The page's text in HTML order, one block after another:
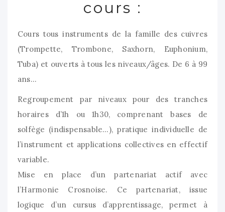
cours :
Cours tous instruments de la famille des cuivres
(Trompette, Trombone, Saxhorn, Euphonium,
Tuba) et ouverts à tous les niveaux/âges. De 6 à 99
ans…
Regroupement par niveaux pour des tranches
horaires d’1h ou 1h30, comprenant bases de
solfège (indispensable…), pratique individuelle de
l’instrument et applications collectives en effectif
variable.
Mise en place d’un partenariat actif avec
l’Harmonie Crosnoise. Ce partenariat, issue
logique d’un cursus d’apprentissage, permet à